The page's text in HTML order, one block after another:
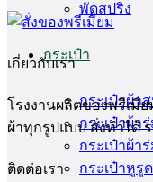
พัดสปริง
กระเป๋า
กระเป๋าผ้า
กระเป๋าผ้า
กระเป๋าผ้า
กระเป๋าหูรู
เกี่ยวกับเรา
โรงงานผลิตของพรีเมี่
ผ้าทุกรูปแบบ สั่งทำได้
ติดต่อเรา